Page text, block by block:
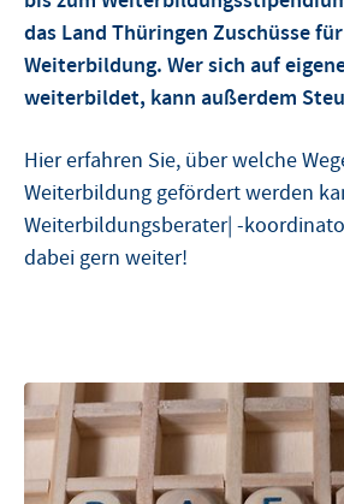
das Land Thüringen Zuschüsse
Weiterbildung. Wer sich auf
weiterbildet, kann außerdem
Hier erfahren Sie, über welche
Weiterbildung gefördert werden
Weiterbildungsberater| -
dabei gern weiter!